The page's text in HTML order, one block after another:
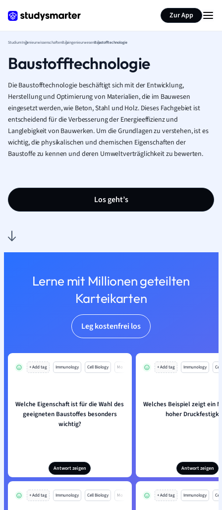
Zur App
StudiumIngenieurwissenschaftenBauingenieurwesenBaustofftechnologie
Baustofftechnologie
Die Baustofftechnologie beschäftigt sich mit der Entwicklung,
Herstellung und Optimierung von Materialien, die im Bauwesen
eingesetzt werden, wie Beton, Stahl und Holz. Dieses Fachgebiet ist
entscheidend für die Verbesserung der Energieeffizienz und
Langlebigkeit von Bauwerken. Um die Grundlagen zu verstehen, ist es
wichtig, die physikalischen und chemischen Eigenschaften der
Baustoffe zu kennen und deren Umweltverträglichkeit zu bewerten.
Los geht’s
Lerne mit Millionen geteilten
Karteikarten
Leg kostenfrei los
+ Add tag Immunology Cell Biology Mo
Welche Eigenschaft ist für die Wahl des
geeigneten Baustoffes besonders
wichtig?
Antwort zeigen
+ Add tag Immunology
Welches Beispiel zeigt ein
hoher
Antwort zeigen
+ Add tag Immunology Cell Biology Mo + Add tag Immunology